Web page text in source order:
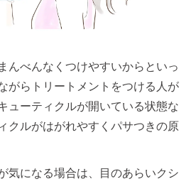
んべんなくつけやすいからといっ
がらトリートメントをつける人が
ューティクルが開いている状態な
クルがはがれやすくパサつきの原
気になる場合は、目のあらいクシ